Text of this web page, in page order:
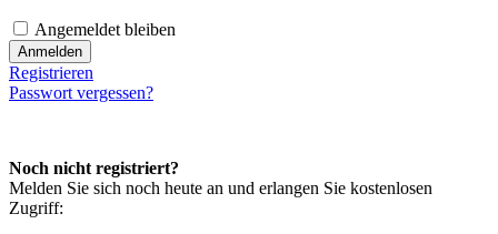
Angemeldet bleiben
Registrieren
Passwort vergessen?
Noch nicht registriert?
Melden Sie sich noch heute an und erlangen Sie kostenlosen
Zugriff: